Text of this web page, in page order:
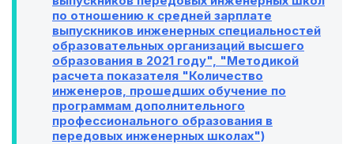
по отношению к средней зарплате
выпускников инженерных специальностей
образовательных организаций высшего
образования в 2021 году", "Методикой
расчета показателя "Количество
инженеров, прошедших обучение по
программам дополнительного
профессионального образования в
передовых инженерных школах")